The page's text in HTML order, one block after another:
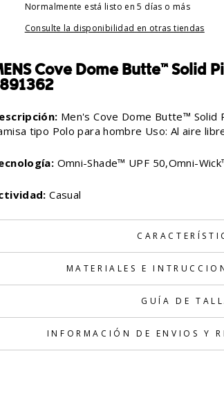
Normalmente está listo en 5 días o más
Consulte la disponibilidad en otras tiendas
Cove Dome Butte™ Solid
Men's Cove Dome Butte™ Solid
tipo Polo para hombre Uso: Al aire
Omni-Shade™ UPF 50,Omni-
Casual
MATERIALES E
GUÍA DE
INFORMACIÓN DE ENVIOS Y